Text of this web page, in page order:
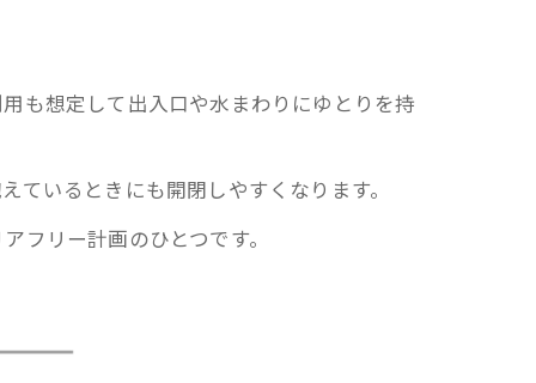
も想定して出入口や水まわりにゆとりを持
いるときにも開閉しやすくなります。
フリー計画のひとつです。